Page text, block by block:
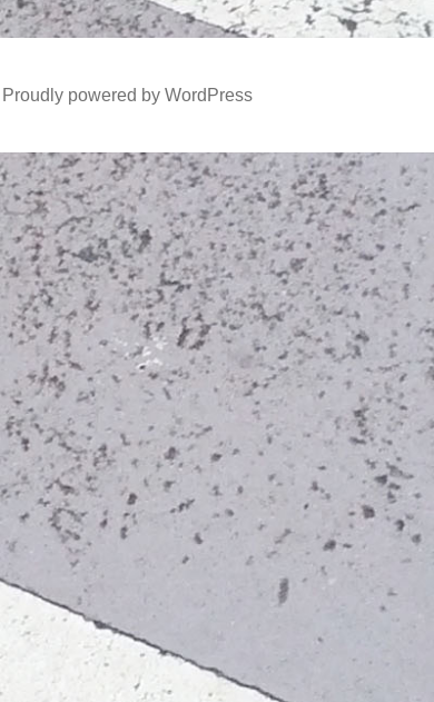
Proudly powered by WordPress